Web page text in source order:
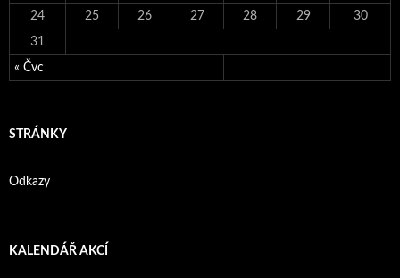
« Čvc
24 25 26 27 28 29 30
31
STRÁNKY
Odkazy
KALENDÁŘ AKCÍ